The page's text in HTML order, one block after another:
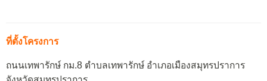
ที่ตั้งโครงการ
ถนนเทพารักษ์ กม.8 ตำบลเทพารักษ์ อำเภอเมืองสมุทรปราการ